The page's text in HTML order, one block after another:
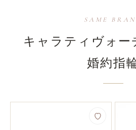
SAME
キャラティヴォー
婚約指